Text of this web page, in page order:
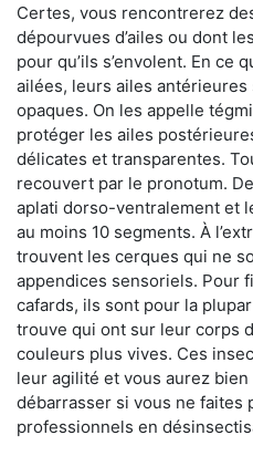
Certes, vous rencontrerez
dépourvues d’ailes ou dont
pour qu’ils s’envolent. En ce
ailées, leurs ailes
opaques. On les appelle
protéger les ailes
délicates et transparentes.
recouvert par le pronotum.
aplati dorso-ventralement et
au moins 10 segments. À
trouvent les cerques qui ne
appendices sensoriels. Pour
cafards, ils sont pour la
trouve qui ont sur leur corps
couleurs plus vives. Ces
leur agilité et vous aurez bien
débarrasser si vous ne faites
professionnels en